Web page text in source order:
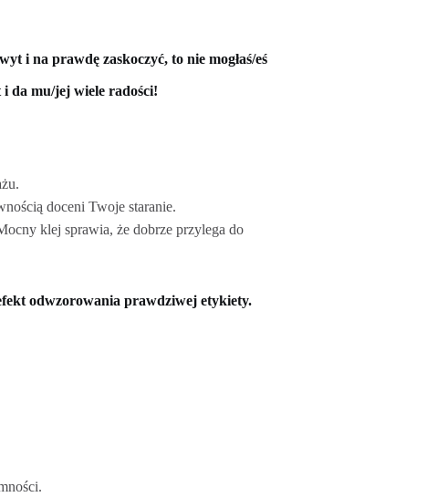
i na prawdę zaskoczyć, to nie mogłaś/eś
da mu/jej wiele radości!
doceni Twoje staranie.
klej sprawia, że dobrze przylega do
odwzorowania prawdziwej etykiety.